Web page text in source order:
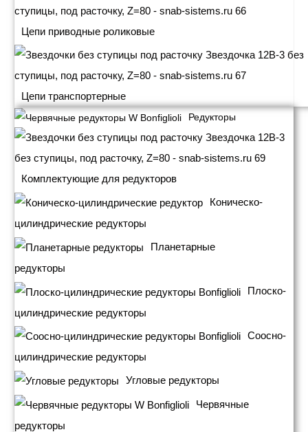
Цепи приводные роликовые
Цепи транспортерные
Редукторы
Комплектующие для редукторов
Коническо-
цилиндрические редукторы
Планетарные
редукторы
Плоско-
цилиндрические редукторы
Соосно-
цилиндрические редукторы
Угловые редукторы
Червячные
редукторы